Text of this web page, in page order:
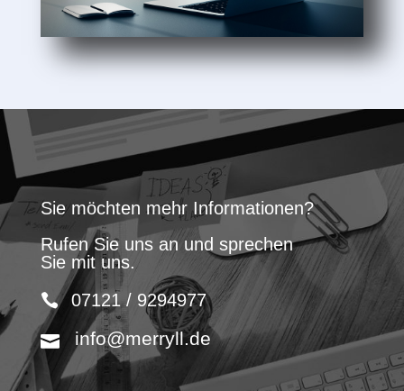
Sie möchten mehr Informationen?
Rufen Sie uns an und sprechen
Sie mit uns.
07121 / 9294977
info@merryll.de